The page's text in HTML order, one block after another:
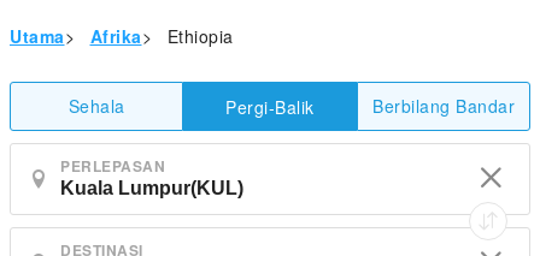
Utama> Afrika> Ethiopia
Sehala Pergi-Balik Berbilang Bandar
PERLEPASAN
DESTINASI